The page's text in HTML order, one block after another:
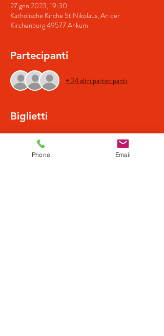
27 gen 2023, 19:30
Katholische Kirche St.Nikolaus, An der
Kirchenburg 49577 Ankum
Partecipanti
+ 24 altri partecipanti
Biglietti
Vendita terminata
Phone Email